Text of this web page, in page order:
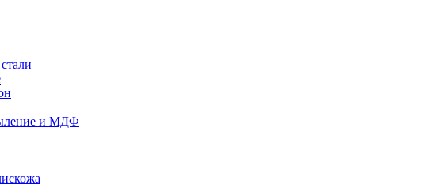
и МДФ